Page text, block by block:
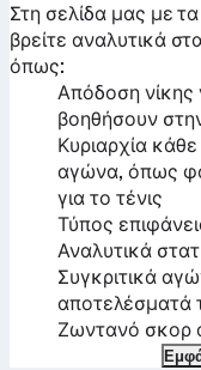
Στη σελίδα μας με
βρείτε αναλυτικά
όπως:
Απόδοση νίκης
βοηθήσουν
Κυριαρχία
αγώνα, όπως
για το τένις
Τύπος
Αναλυτικά
Συγκριτικά
αποτελέσματά
Ζωντανό σκορ